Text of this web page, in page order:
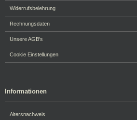
Widerrufsbelehrung
Rechnungsdaten
Unsere AGB's
Cookie Einstellungen
Informationen
Altersnachweis